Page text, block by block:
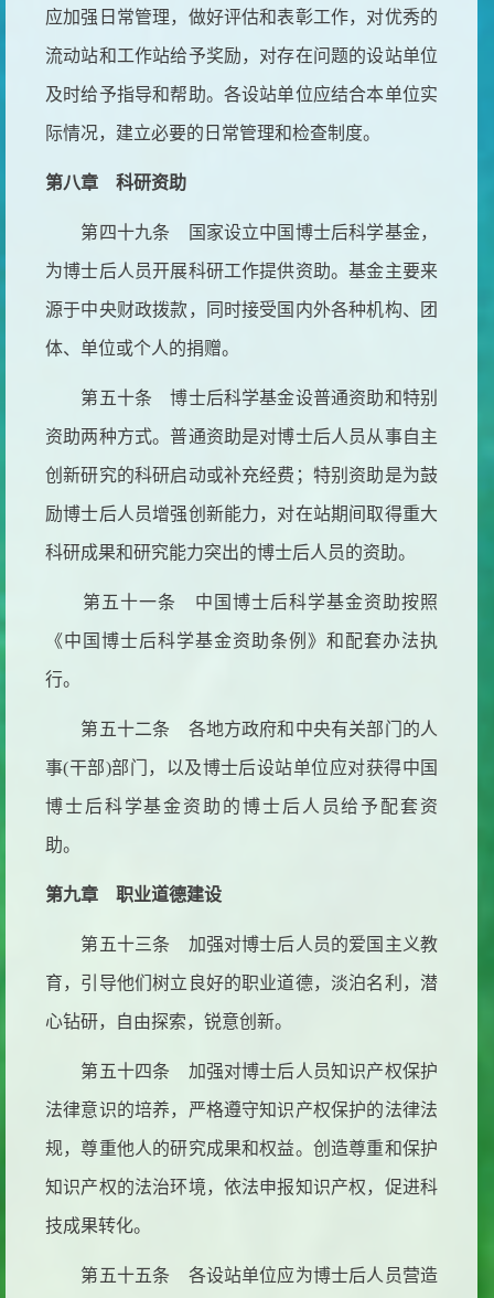
应加强日常管理，做好评估和表彰工作，对优秀的
流动站和工作站给予奖励，对存在问题的设站单位
及时给予指导和帮助。各设站单位应结合本单位实
际情况，建立必要的日常管理和检查制度。
第八章 科研资助
第四十九条 国家设立中国博士后科学基金，
为博士后人员开展科研工作提供资助。基金主要来
源于中央财政拨款，同时接受国内外各种机构、团
体、单位或个人的捐赠。
第五十条 博士后科学基金设普通资助和特别
资助两种方式。普通资助是对博士后人员从事自主
创新研究的科研启动或补充经费；特别资助是为鼓
励博士后人员增强创新能力，对在站期间取得重大
科研成果和研究能力突出的博士后人员的资助。
第五十一条 中国博士后科学基金资助按照
《中国博士后科学基金资助条例》和配套办法执
行。
第五十二条 各地方政府和中央有关部门的人
事(干部)部门，以及博士后设站单位应对获得中国
博士后科学基金资助的博士后人员给予配套资
助。
第九章 职业道德建设
第五十三条 加强对博士后人员的爱国主义教
育，引导他们树立良好的职业道德，淡泊名利，潜
心钻研，自由探索，锐意创新。
第五十四条 加强对博士后人员知识产权保护
法律意识的培养，严格遵守知识产权保护的法律法
规，尊重他人的研究成果和权益。创造尊重和保护
知识产权的法治环境，依法申报知识产权，促进科
技成果转化。
第五十五条 各设站单位应为博士后人员营造